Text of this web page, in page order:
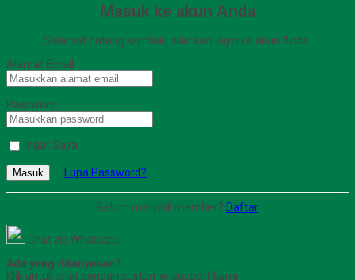
Masuk ke akun Anda
Selamat datang kembali, silahkan login ke akun Anda.
Alamat Email
Password
Ingat Saya
Masuk Lupa Password?
Belum menjadi member? Daftar
Chat via Whatsapp
Ada yang ditanyakan?
Klik untuk chat dengan customer support kami